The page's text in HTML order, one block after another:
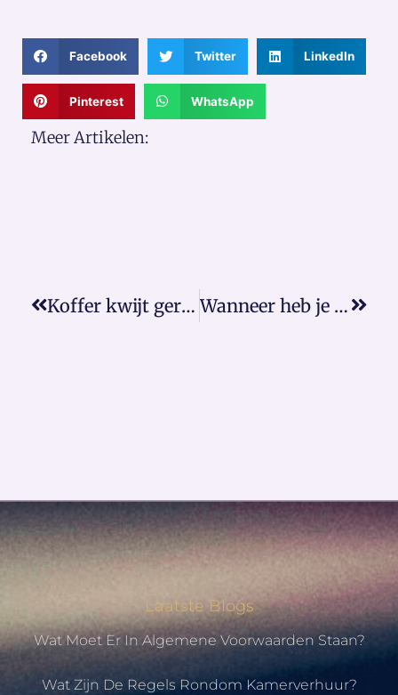
Facebook Twitter LinkedIn
Pinterest WhatsApp
Meer Artikelen:
Koffer kwijt geraakt met vliegreis Wanneer heb je ontslagbescherming?
Laatste Blogs
Wat Moet Er In Algemene Voorwaarden Staan?
Wat Zijn De Regels Rondom Kamerverhuur?